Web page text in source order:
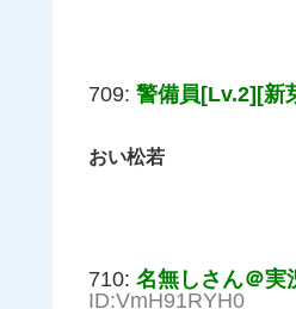
709: 警備員[Lv.2][新
おい松若
710: 名無しさん＠実
ID:VmH91RYH0